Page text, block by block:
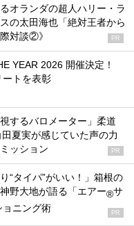
オランダの超人ハリー・ラ
の太田海也「絶対王者から
対談②》
PR
YEAR 2026 開催決定！
トを表彰
するバロメーター」柔道
夏実が感じていた声の力
ッション
PR
“タイパ”がいい！」箱根の
野大地が語る「エアー®サ
ョニング術 PR